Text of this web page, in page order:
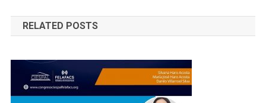
de
entradas
RELATED POSTS